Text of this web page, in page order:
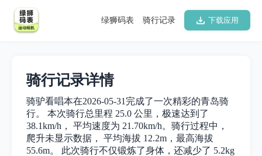
下载应用
骑行记录
绿狮码表
骑行记录详情
骑驴看唱本在2026-05-31完成了一次精彩的青岛骑
行。 本次骑行总里程 25.0 公里，极速达到了
38.1km/h， 平均速度为 21.70km/h。骑行过程中，
爬升未显示数据， 平均海拔 12.2m，最高海拔
55.6m。 此次骑行不仅锻炼了身体，还减少了 5.2kg